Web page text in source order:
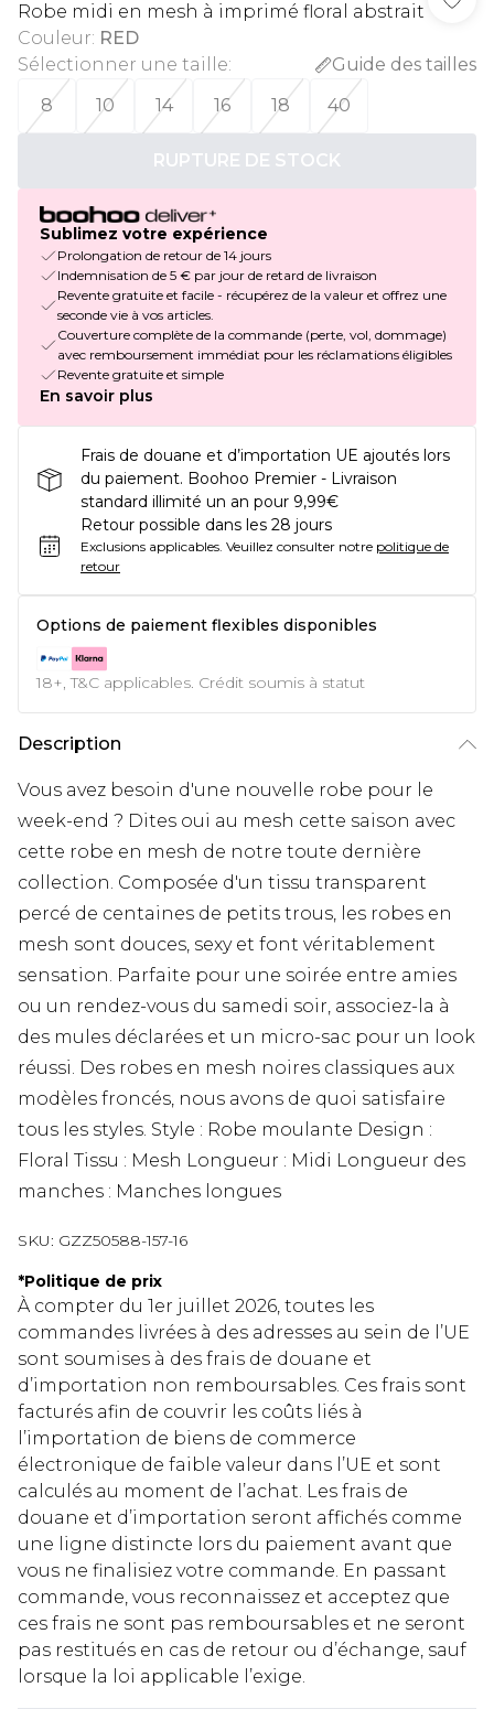
Robe midi en mesh à imprimé floral abstrait
Couleur: RED
Sélectionner une taille:
Guide des tailles
8
10 14 16 18 40
RUPTURE DE STOCK
Sublimez votre expérience
Prolongation de retour de 14 jours
Indemnisation de 5 € par jour de retard de livraison
Revente gratuite et facile - récupérez de la valeur et offrez une
seconde vie à vos articles.
Couverture complète de la commande (perte, vol, dommage)
avec remboursement immédiat pour les réclamations éligibles
Revente gratuite et simple
En savoir plus
Frais de douane et d’importation UE ajoutés lors
du paiement. Boohoo Premier - Livraison
standard illimité un an pour 9,99€
Retour possible dans les 28 jours
Exclusions applicables. Veuillez consulter notre politique de
retour
Options de paiement flexibles disponibles
18+, T&C applicables. Crédit soumis à statut
Description
Vous avez besoin d'une nouvelle robe pour le
week-end ? Dites oui au mesh cette saison avec
cette robe en mesh de notre toute dernière
collection. Composée d'un tissu transparent
percé de centaines de petits trous, les robes en
mesh sont douces, sexy et font véritablement
sensation. Parfaite pour une soirée entre amies
ou un rendez-vous du samedi soir, associez-la à
des mules déclarées et un micro-sac pour un look
réussi. Des robes en mesh noires classiques aux
modèles froncés, nous avons de quoi satisfaire
tous les styles. Style : Robe moulante Design :
Floral Tissu : Mesh Longueur : Midi Longueur des
manches : Manches longues
SKU: GZZ50588-157-16
*Politique de prix
À compter du 1er juillet 2026, toutes les
commandes livrées à des adresses au sein de l’UE
sont soumises à des frais de douane et
d’importation non remboursables. Ces frais sont
facturés afin de couvrir les coûts liés à
l’importation de biens de commerce
électronique de faible valeur dans l’UE et sont
calculés au moment de l’achat. Les frais de
douane et d’importation seront affichés comme
une ligne distincte lors du paiement avant que
vous ne finalisiez votre commande. En passant
commande, vous reconnaissez et acceptez que
ces frais ne sont pas remboursables et ne seront
pas restitués en cas de retour ou d’échange, sauf
lorsque la loi applicable l’exige.